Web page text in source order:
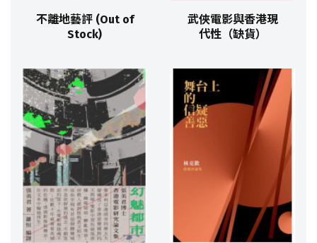
不離地藝評 (Out of
Stock)
武俠電影與香港現
代性（缺貨）